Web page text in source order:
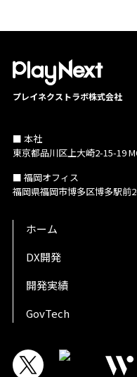
プレイネクストラボ株式会社
■ 本社
東京都品川区上大崎2-15-19
■ 福岡オフィス
福岡県福岡市博多区博多駅前
ホーム
DX開発
開発実績
GovTech